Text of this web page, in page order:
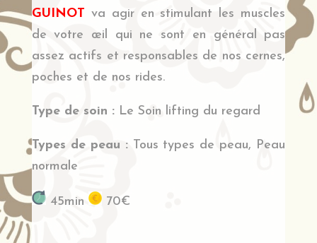
GUINOT va agir en stimulant les muscles
de votre œil qui ne sont en général pas
assez actifs et responsables de nos cernes,
poches et de nos rides.
Type de soin : Le Soin lifting du regard
Types de peau : Tous types de peau, Peau
normale
45min 70€